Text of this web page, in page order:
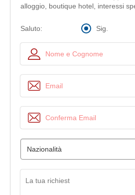
alloggio, boutique hotel, interessi
Saluto: Sig.